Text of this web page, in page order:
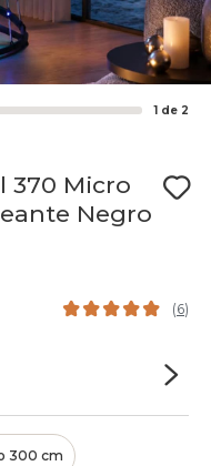
1 de 2
370 Micro
Negro
(6)
300 cm